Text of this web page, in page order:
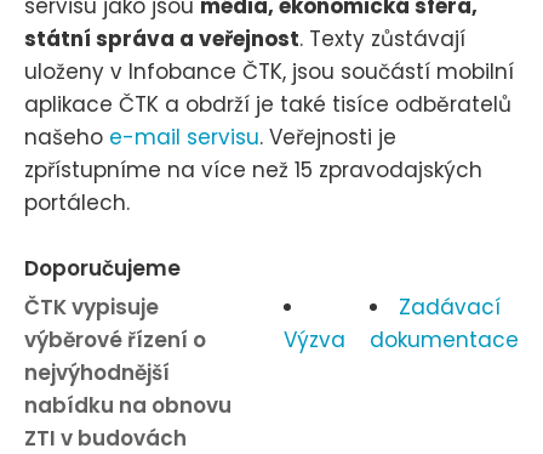
servisu jako jsou média, ekonomická sféra,
státní správa a veřejnost. Texty zůstávají
uloženy v Infobance ČTK, jsou součástí mobilní
aplikace ČTK a obdrží je také tisíce odběratelů
našeho e-mail servisu. Veřejnosti je
zpřístupníme na více než 15 zpravodajských
portálech.
Doporučujeme
ČTK vypisuje
výběrové řízení o
nejvýhodnější
nabídku na obnovu
ZTI v budovách
Výzva
Zadávací
dokumentace